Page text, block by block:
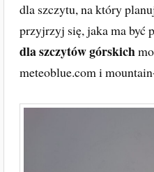
dla szczytu, na który
przyjrzyj się, jaka ma być
dla szczytów górskich
meteoblue.com i